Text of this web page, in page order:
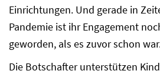
Einrichtungen. Und gerade in
Pandemie ist ihr Engagement
geworden, als es zuvor schon
Die Botschafter unterstützen